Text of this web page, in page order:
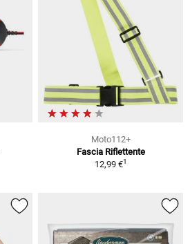
Moto112+
Fascia Riflettente
12,99 €1